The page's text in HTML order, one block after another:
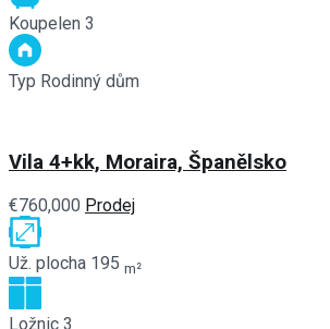
Koupelen 3
Typ Rodinný dům
Vila 4+kk, Moraira, Španělsko
€760,000 Prodej
Už. plocha 195 m²
Ložnic 3